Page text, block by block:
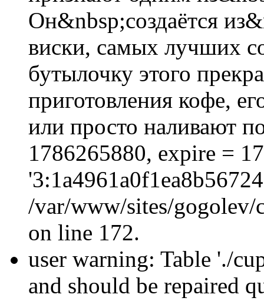
Он&nbsp;создаётся
виски, самых лучших
бутылочку этого
приготовления кофе,
или просто наливают
1786265880, expire =
/var/www/sites/gogolev/
on line 172.
user warning: Table './
and should be repaired